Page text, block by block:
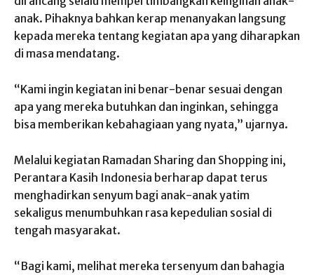
anak. Pihaknya bahkan kerap menanyakan langsung
kepada mereka tentang kegiatan apa yang diharapkan
di masa mendatang.
“Kami ingin kegiatan ini benar-benar sesuai dengan
apa yang mereka butuhkan dan inginkan, sehingga
bisa memberikan kebahagiaan yang nyata,” ujarnya.
Melalui kegiatan Ramadan Sharing dan Shopping ini,
Perantara Kasih Indonesia berharap dapat terus
menghadirkan senyum bagi anak-anak yatim
sekaligus menumbuhkan rasa kepedulian sosial di
tengah masyarakat.
“Bagi kami, melihat mereka tersenyum dan bahagia